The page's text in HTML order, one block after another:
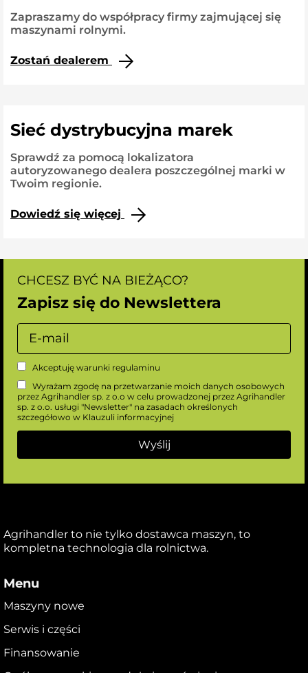
Zapraszamy do współpracy firmy zajmującej się
maszynami rolnymi.
Zostań dealerem
Sieć dystrybucyjna marek
Sprawdź za pomocą lokalizatora
autoryzowanego dealera poszczególnej marki w
Twoim regionie.
Dowiedź się więcej
CHCESZ BYĆ NA BIEŻĄCO?
Zapisz się do Newslettera
Akceptuję warunki regulaminu
Wyrażam zgodę na przetwarzanie moich danych osobowych
przez Agrihandler sp. z o.o w celu prowadzonej przez Agrihandler
sp. z o.o. usługi "Newsletter" na zasadach określonych
szczegółowo w Klauzuli informacyjnej
Agrihandler to nie tylko dostawca maszyn, to
kompletna technologia dla rolnictwa.
Menu
Maszyny nowe
Serwis i części
Finansowanie